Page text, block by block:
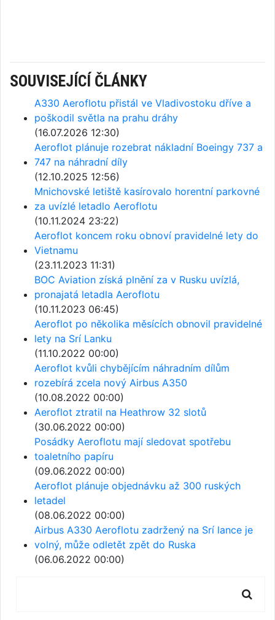
SOUVISEJÍCÍ ČLÁNKY
A330 Aeroflotu přistál ve Vladivostoku dříve a
poškodil světla na prahu dráhy
(16.07.2026 12:30)
Aeroflot plánuje rozebrat nákladní Boeingy 737 a
747 na náhradní díly
(12.10.2025 12:56)
Mnichovské letiště kasírovalo horentní parkovné
za uvízlé letadlo Aeroflotu
(10.11.2024 23:22)
Aeroflot koncem roku obnoví pravidelné lety do
Vietnamu
(23.11.2023 11:31)
BOC Aviation získá plnění za v Rusku uvízlá,
pronajatá letadla Aeroflotu
(10.11.2023 06:45)
Aeroflot po několika měsících obnovil pravidelné
lety na Srí Lanku
(11.10.2022 00:00)
Aeroflot kvůli chybějícím náhradním dílům
rozebírá zcela nový Airbus A350
(10.08.2022 00:00)
Aeroflot ztratil na Heathrow 32 slotů
(30.06.2022 00:00)
Posádky Aeroflotu mají sledovat spotřebu
toaletního papíru
(09.06.2022 00:00)
Aeroflot plánuje objednávku až 300 ruských
letadel
(08.06.2022 00:00)
Airbus A330 Aeroflotu zadržený na Srí lance je
volný, může odletět zpět do Ruska
(06.06.2022 00:00)